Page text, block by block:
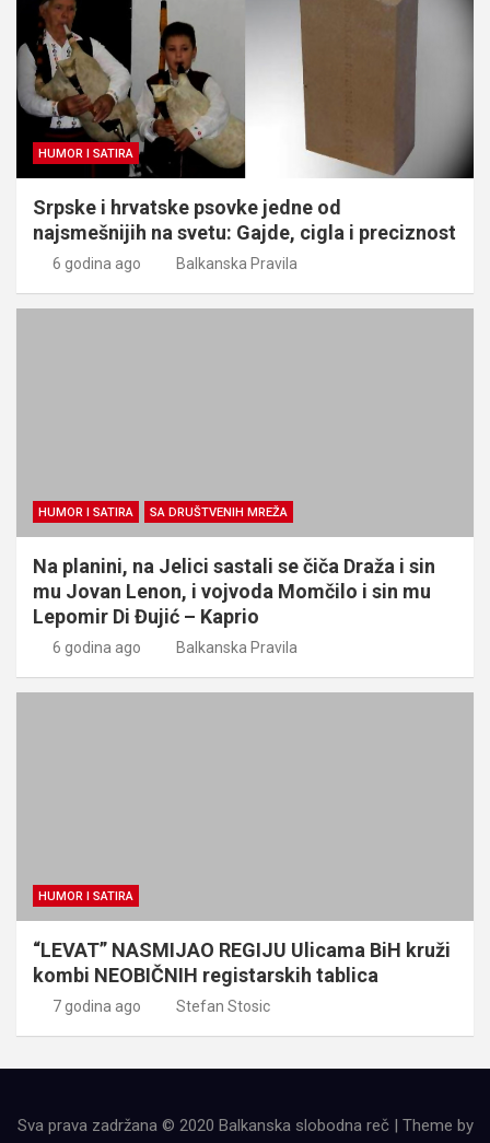
HUMOR I SATIRA
Srpske i hrvatske psovke jedne od
najsmešnijih na svetu: Gajde, cigla i preciznost
6 godina ago Balkanska Pravila
HUMOR I SATIRA SA DRUŠTVENIH MREŽA
Na planini, na Jelici sastali se čiča Draža i sin
mu Jovan Lenon, i vojvoda Momčilo i sin mu
Lepomir Di Đujić – Kaprio
6 godina ago Balkanska Pravila
HUMOR I SATIRA
“LEVAT” NASMIJAO REGIJU Ulicama BiH kruži
kombi NEOBIČNIH registarskih tablica
7 godina ago Stefan Stosic
Sva prava zadržana © 2020 Balkanska slobodna reč | Theme by